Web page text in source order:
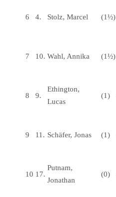
6 4. Stolz, Marcel (1½)
7 10. Wahl, Annika (1½)
8 9.
Ethington,
Lucas
(1)
9 11. Schäfer, Jonas (1)
10 17.
Putnam,
Jonathan
(0)